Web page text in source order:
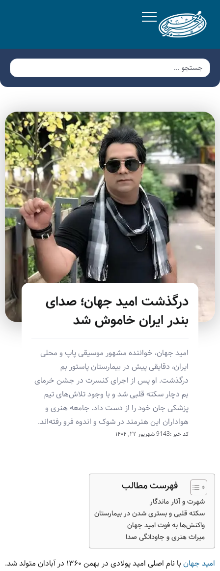
درگذشت امید جهان؛ صدای
بندر ایران خاموش شد
امید جهان، خواننده مشهور موسیقی پاپ و محلی
ایران، دقایقی پیش در بیمارستان پاستور بم
درگذشت. او پس از اجرای کنسرت در جشن خرمای
بم دچار سکته قلبی شد و با وجود تلاش‌های تیم
پزشکی جان خود را از دست داد. جامعه هنری و
هواداران این هنرمند در شوک و اندوه فرو رفته‌اند.
کد خبر :9143 شهریور ۲۲, ۱۴۰۴
فهرست مطالب
شهرت و آثار ماندگار
سکته قلبی و بستری شدن در بیمارستان
واکنش‌ها به فوت امید جهان
میراث هنری و جاودانگی صدا
امید جهان
با نام اصلی امید پولادی در بهمن ۱۳۶۰ در آبادان متولد شد.